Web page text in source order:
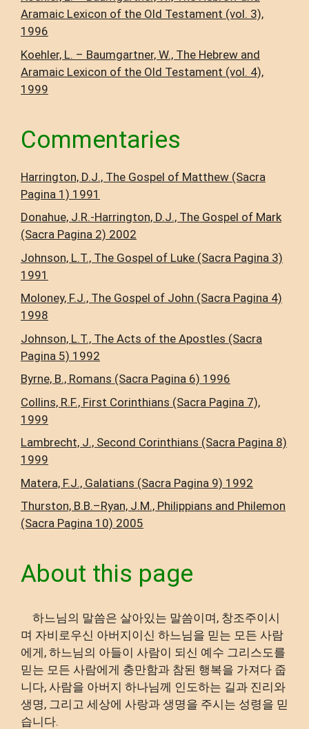
Aramaic Lexicon of the Old Testament (vol. 3),
1996
Koehler, L. – Baumgartner, W., The Hebrew and
Aramaic Lexicon of the Old Testament (vol. 4),
1999
Commentaries
Harrington, D.J., The Gospel of Matthew (Sacra
Pagina 1) 1991
Donahue, J.R.-Harrington, D.J., The Gospel of Mark
(Sacra Pagina 2) 2002
Johnson, L.T., The Gospel of Luke (Sacra Pagina 3)
1991
Moloney, F.J., The Gospel of John (Sacra Pagina 4)
1998
Johnson, L.T., The Acts of the Apostles (Sacra
Pagina 5) 1992
Byrne, B., Romans (Sacra Pagina 6) 1996
Collins, R.F., First Corinthians (Sacra Pagina 7),
1999
Lambrecht, J., Second Corinthians (Sacra Pagina 8)
1999
Matera, F.J., Galatians (Sacra Pagina 9) 1992
Thurston, B.B.–Ryan, J.M., Philippians and Philemon
(Sacra Pagina 10) 2005
About this page
하느님의 말씀은 살아있는 말씀이며, 창조주이시
며 자비로우신 아버지이신 하느님을 믿는 모든 사람
에게, 하느님의 아들이 사람이 되신 예수 그리스도를
믿는 모든 사람에게 충만함과 참된 행복을 가져다 줍
니다, 사람을 아버지 하나님께 인도하는 길과 진리와
생명, 그리고 세상에 사랑과 생명을 주시는 성령을 믿
습니다.